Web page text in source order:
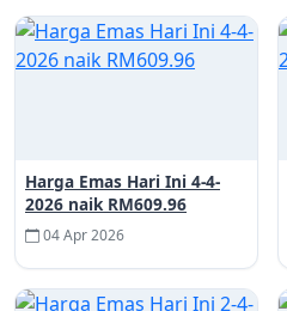
Harga Emas Hari Ini 4-4-
2026 naik RM609.96
04 Apr 2026